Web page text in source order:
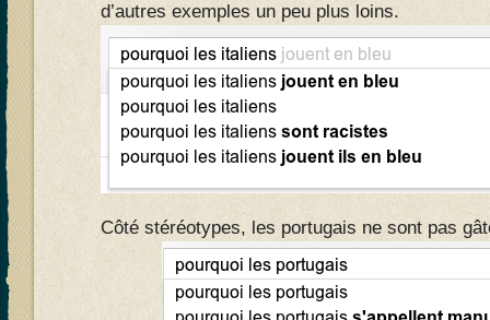
d’autres exemples un peu plus loins.
Côté stéréotypes, les portugais ne sont pas